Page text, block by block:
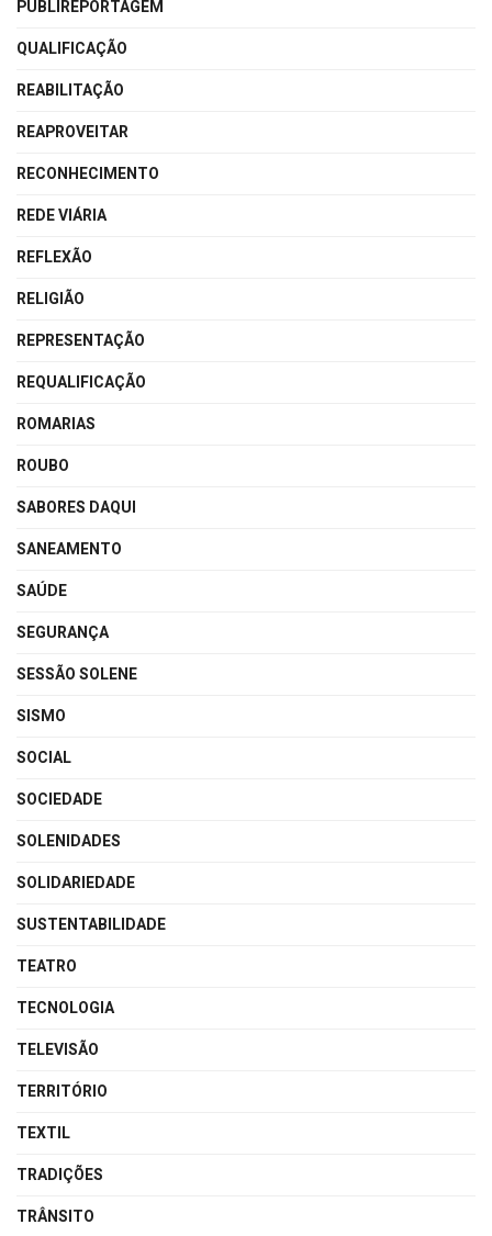
PUBLIREPORTAGEM
QUALIFICAÇÃO
REABILITAÇÃO
REAPROVEITAR
RECONHECIMENTO
REDE VIÁRIA
REFLEXÃO
RELIGIÃO
REPRESENTAÇÃO
REQUALIFICAÇÃO
ROMARIAS
ROUBO
SABORES DAQUI
SANEAMENTO
SAÚDE
SEGURANÇA
SESSÃO SOLENE
SISMO
SOCIAL
SOCIEDADE
SOLENIDADES
SOLIDARIEDADE
SUSTENTABILIDADE
TEATRO
TECNOLOGIA
TELEVISÃO
TERRITÓRIO
TEXTIL
TRADIÇÕES
TRÂNSITO